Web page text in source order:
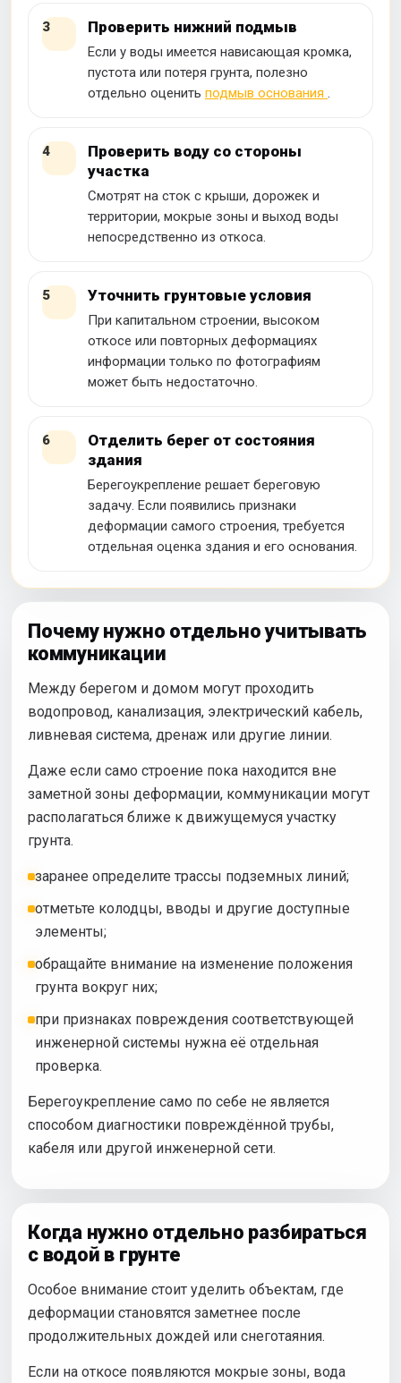
3 Проверить нижний подмыв
Если у воды имеется нависающая кромка,
пустота или потеря грунта, полезно
отдельно оценить подмыв основания .
4
Проверить воду со стороны
участка
Смотрят на сток с крыши, дорожек и
территории, мокрые зоны и выход воды
непосредственно из откоса.
5 Уточнить грунтовые условия
При капитальном строении, высоком
откосе или повторных деформациях
информации только по фотографиям
может быть недостаточно.
6
Отделить берег от состояния
здания
Берегоукрепление решает береговую
задачу. Если появились признаки
деформации самого строения, требуется
отдельная оценка здания и его основания.
Почему нужно отдельно учитывать
коммуникации
Между берегом и домом могут проходить
водопровод, канализация, электрический кабель,
ливневая система, дренаж или другие линии.
Даже если само строение пока находится вне
заметной зоны деформации, коммуникации могут
располагаться ближе к движущемуся участку
грунта.
заранее определите трассы подземных линий;
отметьте колодцы, вводы и другие доступные
элементы;
обращайте внимание на изменение положения
грунта вокруг них;
при признаках повреждения соответствующей
инженерной системы нужна её отдельная
проверка.
Берегоукрепление само по себе не является
способом диагностики повреждённой трубы,
кабеля или другой инженерной сети.
Когда нужно отдельно разбираться
с водой в грунте
Особое внимание стоит уделить объектам, где
деформации становятся заметнее после
продолжительных дождей или снеготаяния.
Если на откосе появляются мокрые зоны, вода